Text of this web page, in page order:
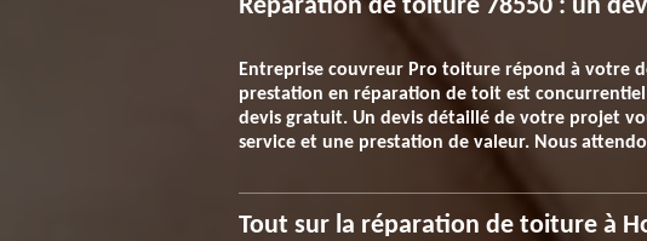
Réparation de toiture 78550 : un
Entreprise couvreur Pro toiture répond à votre
prestation en réparation de toit est
devis gratuit. Un devis détaillé de votre projet
service et une prestation de valeur. Nous
Tout sur la réparation de toiture à